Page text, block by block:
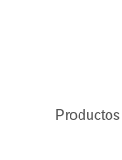
Productos